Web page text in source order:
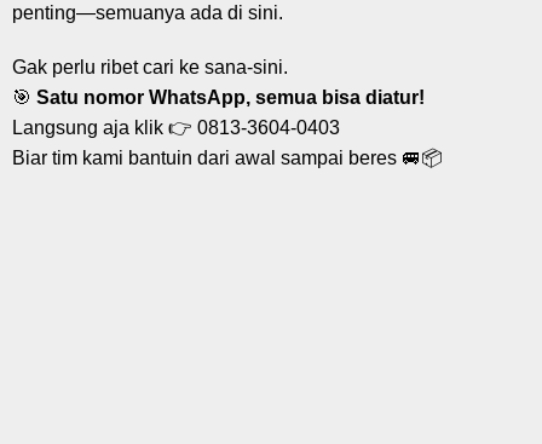
penting—semuanya ada di sini.
Gak perlu ribet cari ke sana-sini.
🎯 Satu nomor WhatsApp, semua bisa diatur!
Langsung aja klik 👉 0813-3604-0403
Biar tim kami bantuin dari awal sampai beres 🚐📦